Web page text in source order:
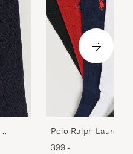
Polo Ralph
Crew SocksMulti
399,-